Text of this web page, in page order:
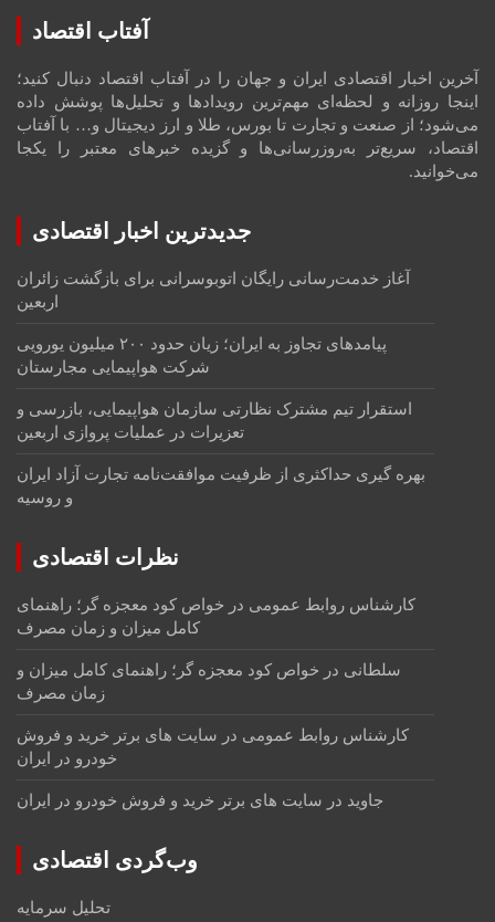
آفتاب اقتصاد
آخرین اخبار اقتصادی ایران و جهان را در آفتاب اقتصاد دنبال کنید؛
اینجا روزانه و لحظه‌ای مهم‌ترین رویدادها و تحلیل‌ها پوشش داده
می‌شود؛ از صنعت و تجارت تا بورس، طلا و ارز دیجیتال و… با آفتاب
اقتصاد، سریع‌تر به‌روزرسانی‌ها و گزیده خبرهای معتبر را یکجا
می‌خوانید.
جدیدترین اخبار اقتصادی
آغاز خدمت‌رسانی رایگان اتوبوسرانی برای بازگشت زائران
اربعین
پیامدهای تجاوز به ایران؛ زیان حدود ۲۰۰ میلیون یورویی
شرکت هواپیمایی مجارستان
استقرار تیم مشترک نظارتی سازمان هواپیمایی، بازرسی و
تعزیرات در عملیات پروازی اربعین
بهره گیری حداکثری از ظرفیت موافقت‌نامه تجارت آزاد ایران
و روسیه
نظرات اقتصادی
کارشناس روابط عمومی در خواص کود معجزه گر؛ راهنمای
کامل میزان و زمان مصرف
سلطانی در خواص کود معجزه گر؛ راهنمای کامل میزان و
زمان مصرف
کارشناس روابط عمومی در سایت های برتر خرید و فروش
خودرو در ایران
جاویددر سایت های برتر خرید و فروش خودرو در ایران
وب‌گردی اقتصادی
تحلیل سرمایه